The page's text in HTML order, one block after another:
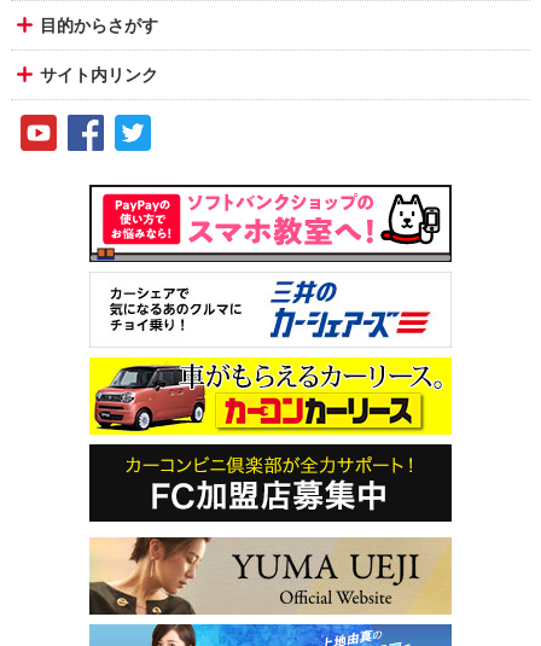
目的からさがす
サイト内リンク